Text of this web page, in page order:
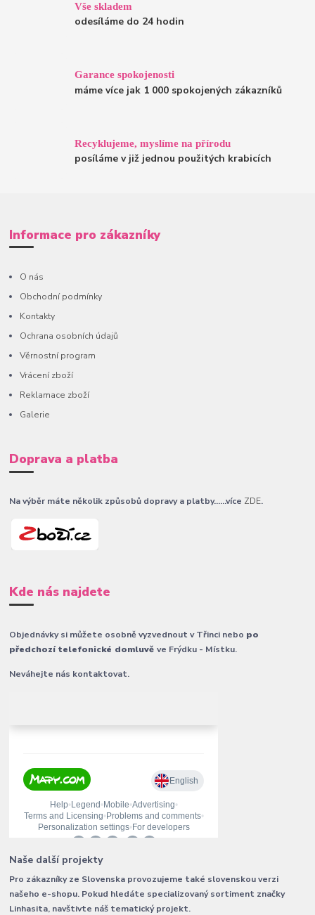
Vše skladem
odesíláme do 24 hodin
Garance spokojenosti
máme více jak 1 000 spokojených zákazníků
Recyklujeme, myslíme na přírodu
posíláme v již jednou použitých krabicích
Informace pro zákazníky
O nás
Obchodní podmínky
Kontakty
Ochrana osobních údajů
Věrnostní program
Vrácení zboží
Reklamace zboží
Galerie
Doprava a platba
Na výběr máte několik způsobů dopravy a platby......více ZDE.
Kde nás najdete
Objednávky si můžete osobně vyzvednout v Třinci nebo po
předchozí telefonické domluvěve Frýdku - Místku.
Neváhejte nás kontaktovat.
Naše další projekty
Pro zákazníky ze Slovenska provozujeme také slovenskou verzi
našeho e-shopu. Pokud hledáte specializovaný sortiment značky
Linhasita, navštivte náš tematický projekt.